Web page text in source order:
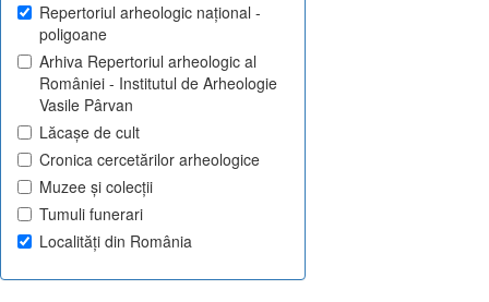
Repertoriul arheologic național -
poligoane
Arhiva Repertoriul arheologic al
României - Institutul de Arheologie
Vasile Pârvan
Lăcașe de cult
Cronica cercetărilor arheologice
Muzee și colecții
Tumuli funerari
Localități din România